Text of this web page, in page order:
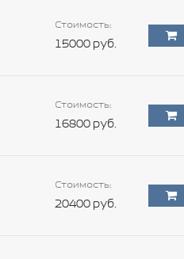
Стоимость:
15000 руб.
Стоимость:
16800 руб.
Стоимость:
20400 руб.